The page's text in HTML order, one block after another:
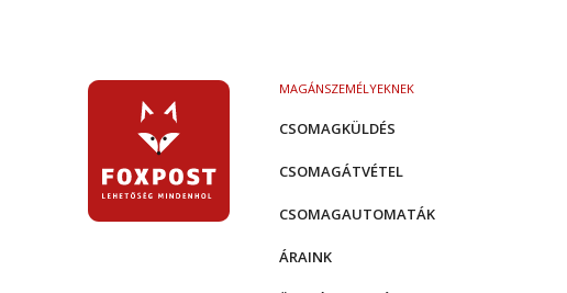
MAGÁNSZEMÉLYEKNEK
CSOMAGKÜLDÉS
CSOMAGÁTVÉTEL
CSOMAGAUTOMATÁK
ÁRAINK